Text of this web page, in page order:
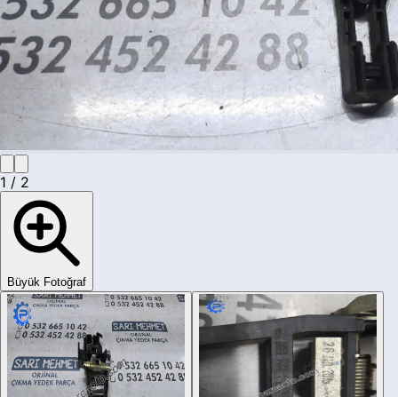
1 / 2
Büyük Fotoğraf